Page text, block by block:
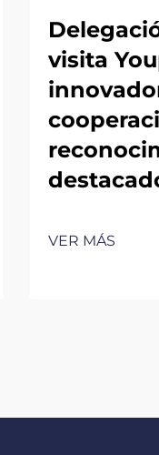
visita
VER MÁS